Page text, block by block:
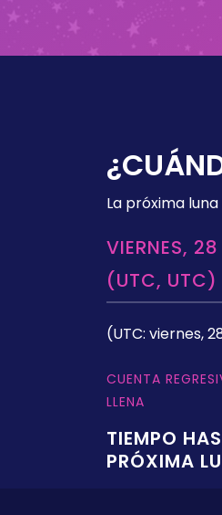
La próxima
VIERNES,
(UTC, UTC)
(UTC: viernes,
CUENTA
LLENA
TIEMPO
PRÓXIMA